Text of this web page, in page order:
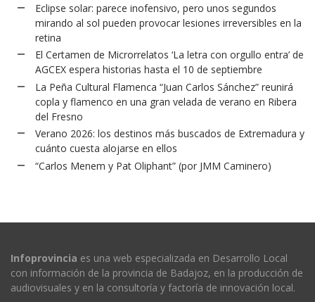
Eclipse solar: parece inofensivo, pero unos segundos
mirando al sol pueden provocar lesiones irreversibles en la
retina
El Certamen de Microrrelatos ‘La letra con orgullo entra’ de
AGCEX espera historias hasta el 10 de septiembre
La Peña Cultural Flamenca “Juan Carlos Sánchez” reunirá
copla y flamenco en una gran velada de verano en Ribera
del Fresno
Verano 2026: los destinos más buscados de Extremadura y
cuánto cuesta alojarse en ellos
“Carlos Menem y Pat Oliphant” (por JMM Caminero)
Infoprovincia es una web especializada en Desarrollo Local
con información de la provincia de Badajoz, en la producción de
audiovisuales y en la consultoría y factoría de innovación local.